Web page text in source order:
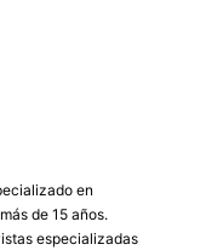
en
de 15 años.
especializadas